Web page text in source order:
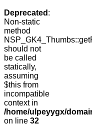
Deprecated :
Non-static
method
should not
be called
statically,
assuming
$this from
incompatible
context in
/home/ulpeyygx/
on line 32